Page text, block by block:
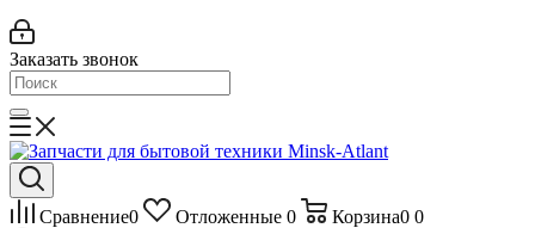
Заказать звонок
Сравнение0 Отложенные 0 Корзина0 0